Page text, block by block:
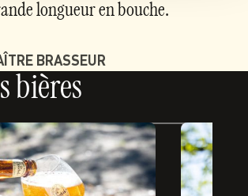
longueur en bouche.
BRASSEUR
bières